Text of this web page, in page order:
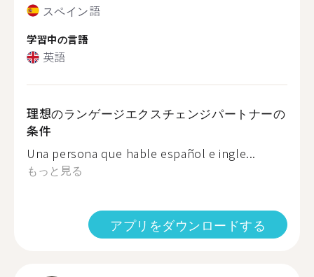
スペイン語
学習中の言語
英語
理想のランゲージエクスチェンジパートナーの
条件
Una persona que hable español e ingle...
もっと見る
アプリをダウンロードする